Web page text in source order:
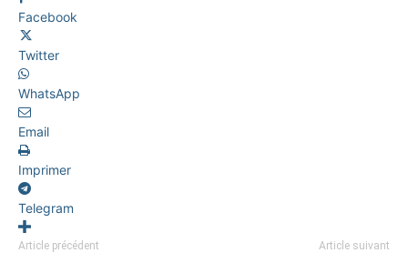
Facebook
Twitter
WhatsApp
Email
Imprimer
Telegram
Article précédent Article suivant